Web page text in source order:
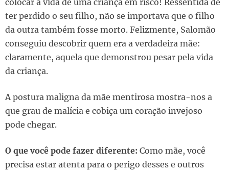
colocar a vida de uma criança em risco! Ressentida de
ter perdido o seu filho, não se importava que o filho
da outra também fosse morto. Felizmente, Salomão
conseguiu descobrir quem era a verdadeira mãe:
claramente, aquela que demonstrou pesar pela vida
da criança.
A postura maligna da mãe mentirosa mostra-nos a
que grau de malícia e cobiça um coração invejoso
pode chegar.
O que você pode fazer diferente: Como mãe, você
precisa estar atenta para o perigo desses e outros